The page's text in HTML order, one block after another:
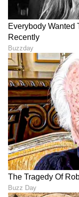
DOWNLOAD
RECOMMENDED